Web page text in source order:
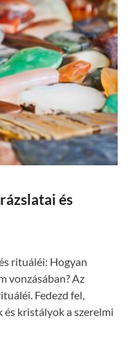
és
rituáléi: Hogyan
vonzásában? Az
Fedezd fel,
és kristályok a szerelmi